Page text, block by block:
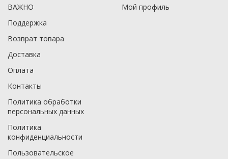
ВАЖНО
Поддержка
Возврат товара
Доставка
Оплата
Контакты
Политика обработки
персональных данных
Политика
конфиденциальности
Пользовательское
Мой профиль